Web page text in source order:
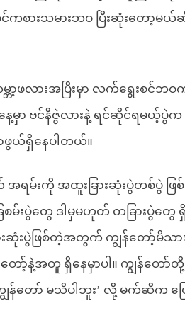
ကစားသမားဘဝ ပြီးဆုံးတော့မ
ာ့ဖလားအပြီးမှာ လက်ရွေးစင်ဘဝ
နေ့မှာ ဗင်နီဇွဲလားနဲ့ ရင်ဆိုင်ရမယ့်
ဖွယ်ရှိနေပါတယ်။
မ်းကို အထူးခြားဆုံးပွဲတစ်ပွဲ ဖြစ်
ေစမ်းပွဲတွေ ဒါမှမဟုတ် တခြားပွဲတွ
ဆုံးပွဲဖြစ်တဲ့အတွက် ကျွန်တော့်မိသ
ော့်နဲ့အတူ ရှိနေမှာပါ။ ကျွန်တော်
တော် မသိပါဘူး’ လို့ မက်ဆီက ပြေ